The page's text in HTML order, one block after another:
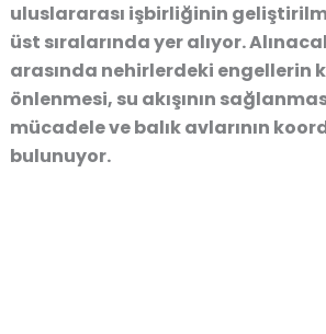
uluslararası işbirliğinin
üst sıralarında yer alıyor.
arasında nehirlerdeki engellerin
önlenmesi, su akışının
mücadele ve balık avlarının
bulunuyor.